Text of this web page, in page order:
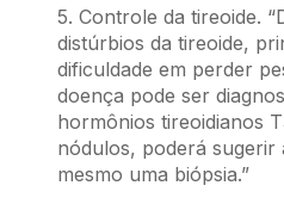
5. Controle da tireoide.
distúrbios da tireoide,
dificuldade em perder
doença pode ser
hormônios tireoidianos
nódulos, poderá sugerir
mesmo uma biópsia.”